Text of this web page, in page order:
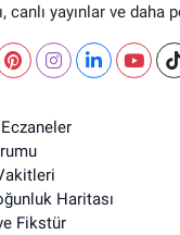
canlı yayınlar ve daha
Haritası
Fikstür